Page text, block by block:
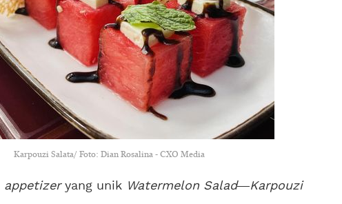
Karpouzi Salata/ Foto: Dian Rosalina - CXO Media
appetizeryang unik Watermelon Salad
Karpouzi